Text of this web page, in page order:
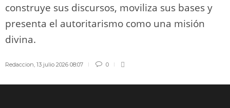
construye sus discursos, moviliza sus bases y
presenta el autoritarismo como una misión
divina.
Redaccion 13 julio 2026 08:07 0